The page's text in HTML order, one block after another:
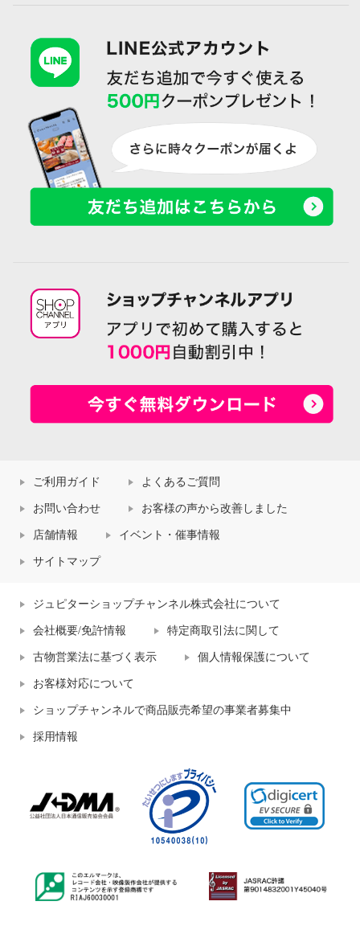
ご利用ガイド よくあるご質問
お問い合わせ お客様の声から改善しました
店舗情報 イベント・催事情報
サイトマップ
ジュピターショップチャンネル株式会社について
会社概要/免許情報 特定商取引法に関して
古物営業法に基づく表示 個人情報保護について
お客様対応について
ショップチャンネルで商品販売希望の事業者募集中
採用情報